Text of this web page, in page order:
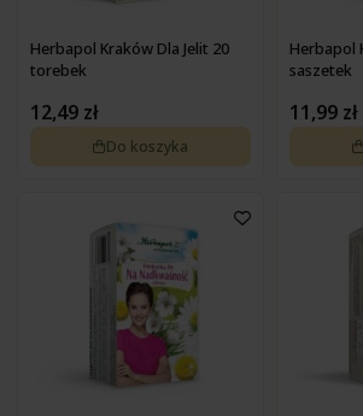
Herbapol Kraków Dla Jelit 20
torebek
12,49 zł
Do koszyka
Herbapol
saszetek
11,99 zł